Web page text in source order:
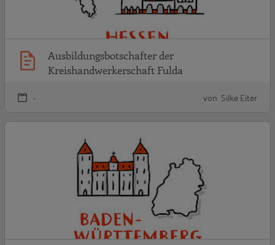
Ausbildungsbotschafter der
Kreishandwerkerschaft Fulda
- von Silke Eiter